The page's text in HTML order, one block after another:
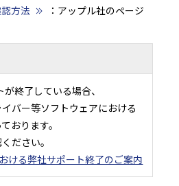
方法
：アップル社のページ
終了している場合、
バー等ソフトウェアにおける
おります。
ださい。
ける弊社サポート終了のご案内